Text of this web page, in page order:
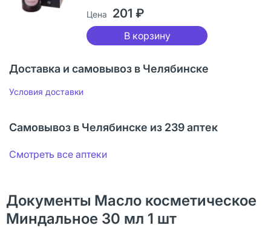
Цена 201 ₽
В корзину
Доставка и самовывоз в Челябинске
Условия доставки
Самовывоз в Челябинске из 239 аптек
Смотреть все аптеки
Документы Масло косметическое
Миндальное 30 мл 1 шт